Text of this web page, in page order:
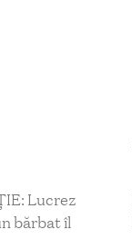
Lucrez
bărbat îl